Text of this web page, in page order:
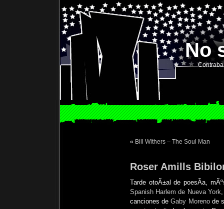
No
« Bill Withers – The Soul Man
Roser Amills
Tarde otoÃ±al de poesÃ­a,
Spanish Harlem de Nueva York,
canciones de Gaby Morenode